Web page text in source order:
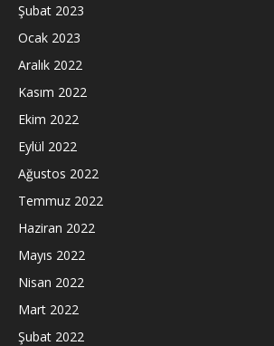
Şubat 2023
Ocak 2023
Aralık 2022
Kasım 2022
Ekim 2022
Eylül 2022
Ağustos 2022
Temmuz 2022
Haziran 2022
Mayıs 2022
Nisan 2022
Mart 2022
Şubat 2022